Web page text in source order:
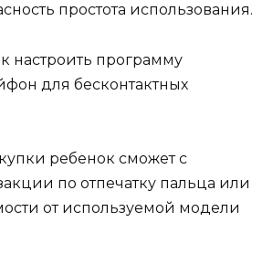
простота использования.
настроить программу
для бесконтактных
ребенок сможет с
по отпечатку пальца или
от используемой модели